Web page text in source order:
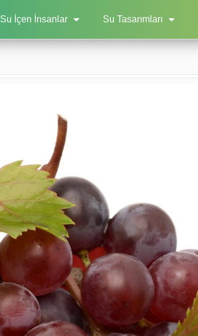
Su İçen İnsanlar Su Tasarımları